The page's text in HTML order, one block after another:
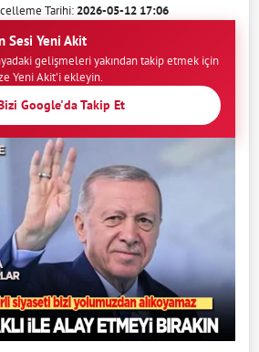
Tarihi:2026-05-12 17:06
Sesi Yeni Akit
gelişmeleri yakından takip etmek için
Yeni Akit'i ekleyin.
Google'da Takip Et